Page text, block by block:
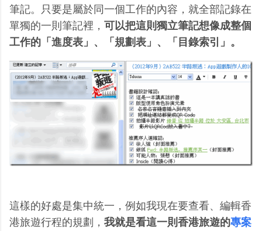
筆記。只要是屬於同一個工作的內容，就全部記錄在
單獨的一則筆記裡， 可以把這則獨立筆記想像成整個
工作的「進度表」、「規劃表」、「目錄索引」。
這樣的好處是集中統一，例如我現在要查看、編輯香
港旅遊行程的規劃， 我就是看這一則香港旅遊的專案